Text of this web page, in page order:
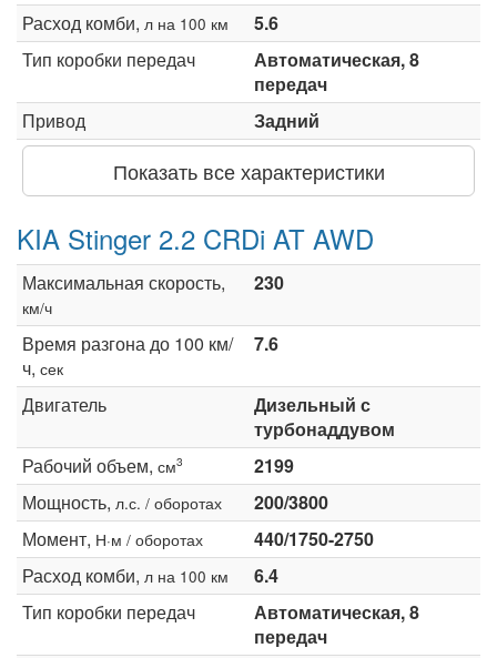
Расход комби, л на 100 км
5.6
Тип коробки передач
Автоматическая, 8
передач
Привод
Задний
Показать все характеристики
KIA Stinger 2.2 CRDi AT AWD
Максимальная скорость,
км/ч
230
Время разгона до 100 км/
ч, сек
7.6
Двигатель
Дизельный с
турбонаддувом
Рабочий объем, см3
2199
Мощность, л.с. / оборотах
200/3800
Момент, Н·м / оборотах
440/1750-2750
Расход комби, л на 100 км
6.4
Тип коробки передач
Автоматическая, 8
передач